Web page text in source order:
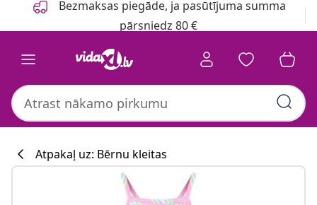
Bezmaksas piegāde, ja pasūtījuma summa
pārsniedz 80 €
Atpakaļ uz: Bērnu kleitas